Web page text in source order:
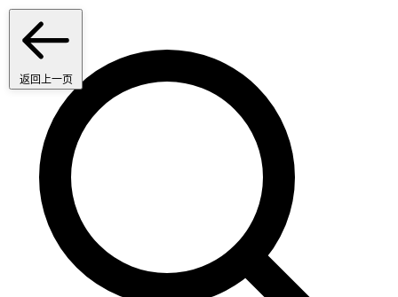
返回上一页